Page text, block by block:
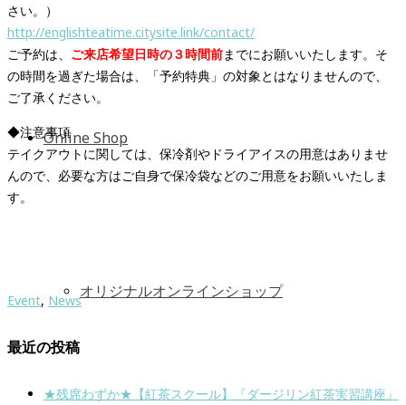
Online Shop
オリジナルオンラインショップ
さい。）
http://englishteatime.citysite.link/contact/
ご予約は、 ご来店希望日時の３時間前までにお願いいたします。そ
の時間を過ぎた場合は、「予約特典」の対象とはなりませんので、
ご了承ください。
◆注意事項
テイクアウトに関しては、保冷剤やドライアイスの用意はありませ
んので、必要な方はご自身で保冷袋などのご用意をお願いいたしま
す。
Event, News
最近の投稿
★残席わずか★【紅茶スクール】『ダージリン紅茶実習講座』